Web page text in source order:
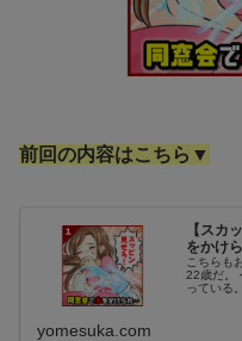
前回の内容はこちら▼
【スカ
をかけ
こちらも
22歳だ。
っている
yomesuka.com